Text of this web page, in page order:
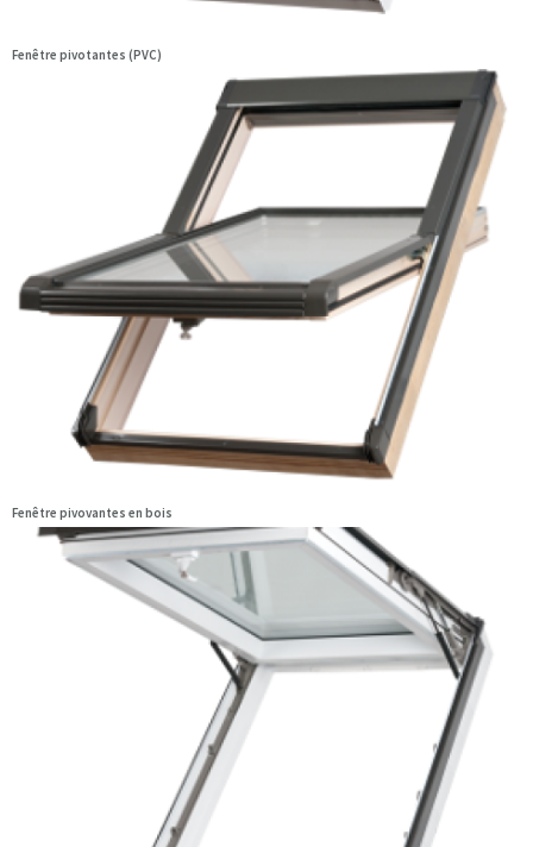
Fenêtre pivotantes (PVC)
Fenêtre pivovantes en bois